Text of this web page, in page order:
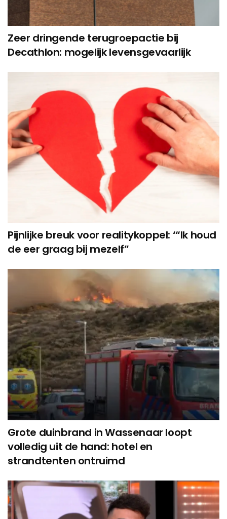
Zeer dringende terugroepactie bij
Decathlon: mogelijk levensgevaarlijk
Pijnlijke breuk voor realitykoppel: ‘“Ik houd
de eer graag bij mezelf”
Grote duinbrand in Wassenaar loopt
volledig uit de hand: hotel en
strandtenten ontruimd